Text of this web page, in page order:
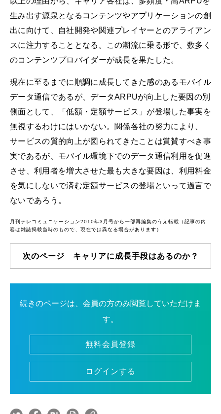
生み出す源泉となるコンテンツやアプリケーションの創
出に向けて、自社開発や関連プレイヤーとのアライアン
スに注力することとなる。この潮流に乗る形で、数多く
のコンテンツプロバイダーが成長を果たした。
現在に至るまでに順調に成長してきた感のあるモバイル
データ通信であるが、データARPUが向上した要因の別
側面として、「低額・定額サービス」が登場した事実を
無視するわけにはいかない。関係各社の努力により、
サービスの質的向上が図られてきたことは賞賛すべき事
実であるが、モバイル環境下でのデータ通信利用を促進
させ、利用者を増大させた最も大きな要因は、利用料金
を気にしないで済む定額サービスの登場といって過言で
ないであろう。
月刊テレコミュニケーション2010年3月号から一部再編集のうえ転載（記事の内
容は雑誌掲載当時のもので、現在では異なる場合があります）
次のページ キャリアに成長手段はあるのか？
続きのページは、会員の方のみ閲覧していただけま
す。
無料会員登録
ログインする